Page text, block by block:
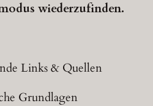
wiederzufinden.
Links & Quellen
Grundlagen